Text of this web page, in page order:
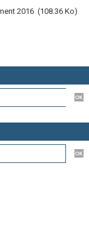
2016 (108.36 Ko)